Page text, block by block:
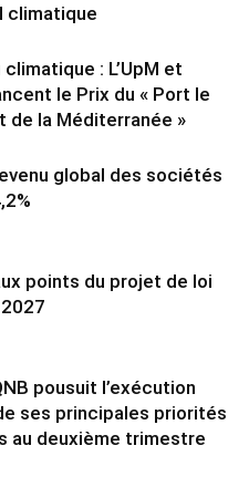
climatique
: L’UpM et
le Prix du « Port le
de la Méditerranée »
global des sociétés
points du projet de loi
pousuit l’exécution
ses principales priorités
au deuxième trimestre